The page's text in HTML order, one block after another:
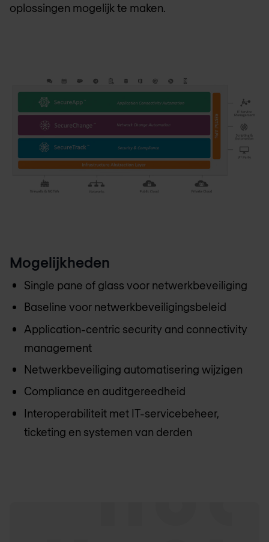
oplossingen mogelijk te maken.
Mogelijkheden
Single pane of glass voor netwerkbeveiliging
Baseline voor netwerkbeveiligingsbeleid
Application-centric security and connectivity
management
Netwerkbeveiliging automatisering wijzigen
Compliance en auditgereedheid
Interoperabiliteit met IT-servicebeheer,
ticketing en systemen van derden